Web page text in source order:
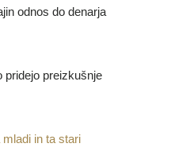
odnos do denarja
pridejo preizkušnje
mladi in ta stari